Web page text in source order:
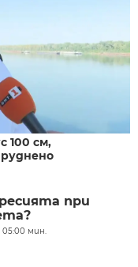
100 см,
при
05:00 мин.